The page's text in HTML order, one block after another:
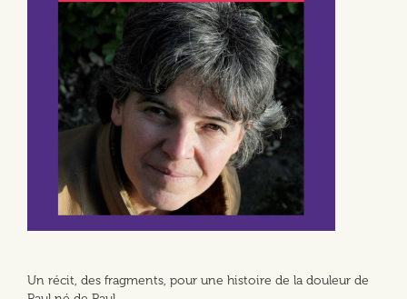
Un récit, des fragments, pour une histoire de la douleur de